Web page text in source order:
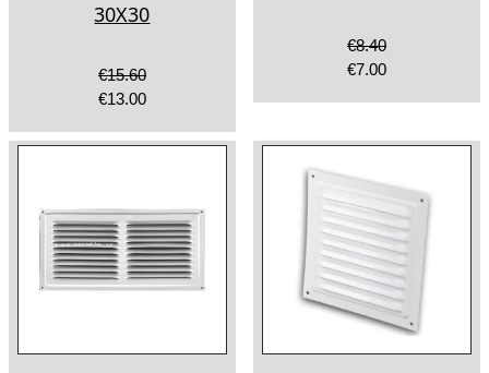
30Χ30
€15.60
€13.00
€8.40
€7.00